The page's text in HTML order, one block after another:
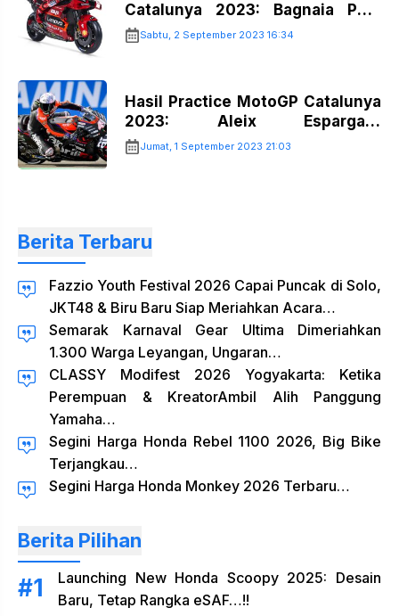
Catalunya 2023: Bagnaia Pole
Position…!!
Sabtu, 2 September 2023 16:34
Hasil Practice MotoGP Catalunya
2023: Aleix Espargaro
Tercepat…!!
Jumat, 1 September 2023 21:03
Berita Terbaru
Fazzio Youth Festival 2026 Capai Puncak di Solo,
JKT48 & Biru Baru Siap Meriahkan Acara…
Semarak Karnaval Gear Ultima Dimeriahkan
1.300 Warga Leyangan, Ungaran…
CLASSY Modifest 2026 Yogyakarta: Ketika
Perempuan & KreatorAmbil Alih Panggung
Yamaha…
Segini Harga Honda Rebel 1100 2026, Big Bike
Terjangkau…
Segini Harga Honda Monkey 2026 Terbaru…
Berita Pilihan
Launching New Honda Scoopy 2025: Desain
Baru, Tetap Rangka eSAF…!!